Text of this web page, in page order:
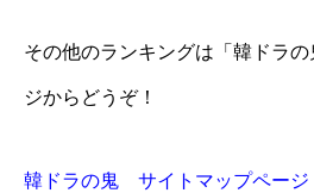
その他のランキングは「韓ドラ
ジからどうぞ！
韓ドラの鬼 サイトマップページ